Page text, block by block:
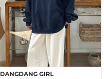
DANGDANG GIRL